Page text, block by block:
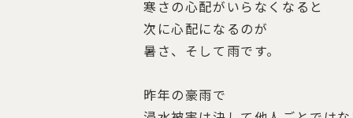
寒さの心配がいらなくなると
次に心配になるのが
暑さ、そして雨です。
昨年の豪雨で